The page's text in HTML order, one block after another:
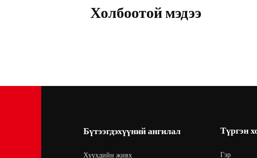
Холбоотой мэдээ
Бүтээгдэхүүний ангилал
Хүүхдийн живх
Түргэн
Гэр